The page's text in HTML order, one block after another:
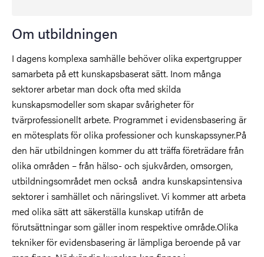
Om utbildningen
I dagens komplexa samhälle behöver olika expertgrupper
samarbeta på ett kunskapsbaserat sätt. Inom många
sektorer arbetar man dock ofta med skilda
kunskapsmodeller som skapar svårigheter för
tvärprofessionellt arbete. Programmet i evidensbasering är
en mötesplats för olika professioner och kunskapssyner.På
den här utbildningen kommer du att träffa företrädare från
olika områden – från hälso- och sjukvården, omsorgen,
utbildningsområdet men också andra kunskapsintensiva
sektorer i samhället och näringslivet. Vi kommer att arbeta
med olika sätt att säkerställa kunskap utifrån de
förutsättningar som gäller inom respektive område.Olika
tekniker för evidensbasering är lämpliga beroende på var